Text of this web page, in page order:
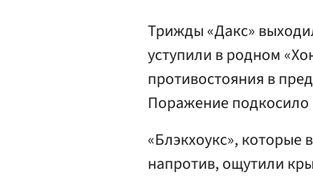
Трижды «Дакс»
уступили в родном
противостояния в
Поражение подкосило
«Блэкхоукс», которые
напротив, ощутили